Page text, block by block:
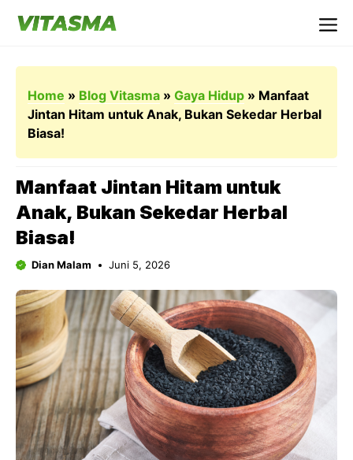
Home » Blog Vitasma » Gaya Hidup » Manfaat
Jintan Hitam untuk Anak, Bukan Sekedar Herbal
Biasa!
Manfaat Jintan Hitam untuk
Anak, Bukan Sekedar Herbal
Biasa!
Dian Malam Juni 5, 2026